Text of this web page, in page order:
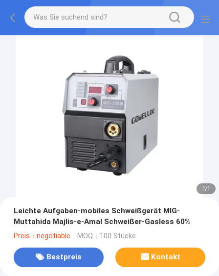
1/1
Leichte Aufgaben-mobiles Schweißgerät MIG-
Muttahida Majlis-e-Amal Schweißer-Gasless 60%
Preis：negotiable MOQ：100 Stücke
Bestpreis Kontakt